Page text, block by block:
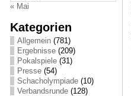
« Mai
Kategorien
Allgemein(781)
Ergebnisse(209)
Pokalspiele(31)
Presse(54)
Schacholympiade(10)
Verbandsrunde(128)